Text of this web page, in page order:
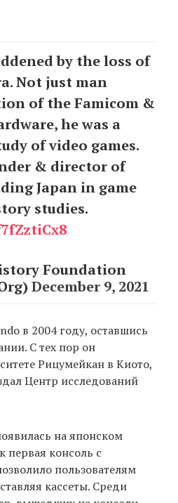
by the loss of
Not just man
of the Famicom &
he was a
of video games.
& director of
Japan in game
studies.
Foundation
December 9, 2021
в 2004 году, оставшись
С тех пор он
Рицумейкан в Киото,
Центр исследований
на японском
первая консоль с
пользователям
кассеты. Среди